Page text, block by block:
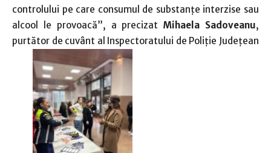
controlului pe care consumul de substanțe interzise sau
alcool le provoacă”, a precizatMihaela Sadoveanu,
purtător de cuvânt al Inspectoratului de Poliţie Judeţean